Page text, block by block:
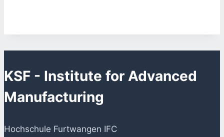
KSF - Institute for Advanced
Manufacturing
Hochschule Furtwangen IFC